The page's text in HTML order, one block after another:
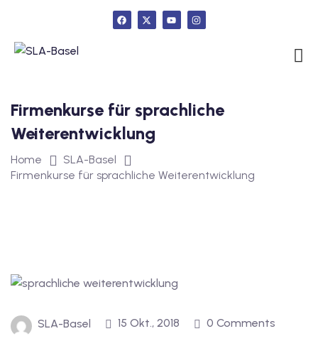
Firmenkurse für sprachliche
Weiterentwicklung
Home
SLA-Basel
Firmenkurse für sprachliche Weiterentwicklung
SLA-Basel 15 Okt., 2018 0 Comments